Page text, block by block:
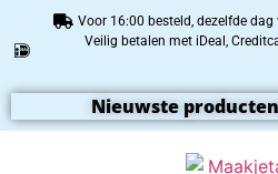
Voor 16:00 besteld, dezelfde dag
Veilig betalen met iDeal,
Nieuwste producten